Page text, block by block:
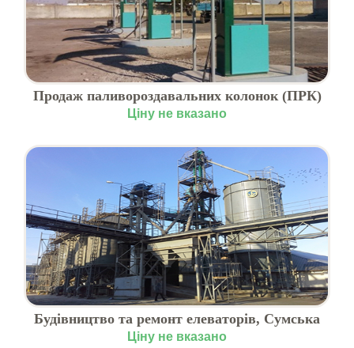
Продаж паливороздавальних колонок (ПРК)
для АЗС та агросектору
Ціну не вказано
Будівництво та ремонт елеваторів, Сумська
область
Ціну не вказано